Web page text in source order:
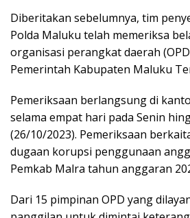
Diberitakan sebelumnya, tim
Polda Maluku telah memeriksa
organisasi perangkat daerah
Pemerintah Kabupaten Maluku
Pemeriksaan berlangsung di
selama empat hari pada Senin
(26/10/2023). Pemeriksaan
dugaan korupsi penggunaan
Pemkab Malra tahun anggaran
Dari 15 pimpinan OPD yang